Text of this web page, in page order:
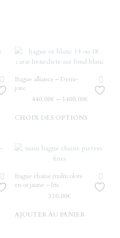
Bague alliance – Demi-
jonc
440.00€ – 1400.00€
CHOIX DES OPTIONS
Bague chaine multicolore
en or jaune – Iris
330.00€
AJOUTER AU PANIER